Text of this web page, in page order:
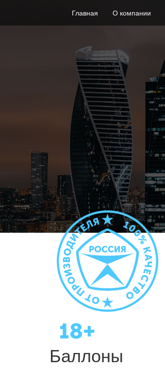
Главная О компании
Баллоны